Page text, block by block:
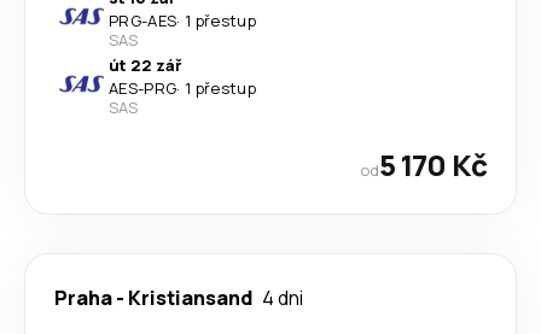
PRG-AES· 1 přestup
SAS
út 22 zář
AES-PRG· 1 přestup
SAS
od5 170 Kč
Praha- Kristiansand 4 dni